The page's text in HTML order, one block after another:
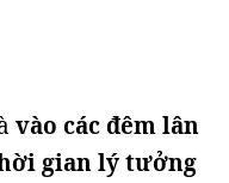
vào các đêm lân
gian lý tưởng